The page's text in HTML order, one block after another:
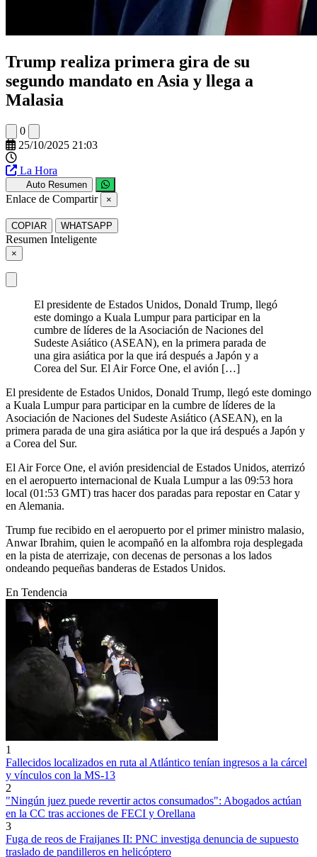
Trump realiza primera gira de su
segundo mandato en Asia y llega a
Malasia
0
25/10/2025 21:03
La Hora
Auto Resumen
Enlace de Compartir ×
COPIAR WHATSAPP
Resumen Inteligente
×
El presidente de Estados Unidos, Donald Trump, llegó
este domingo a Kuala Lumpur para participar en la
cumbre de líderes de la Asociación de Naciones del
Sudeste Asiático (ASEAN), en la primera parada de
una gira asiática por la que irá después a Japón y a
Corea del Sur. El Air Force One, el avión […]
El presidente de Estados Unidos, Donald Trump, llegó este domingo
a Kuala Lumpur para participar en la cumbre de líderes de la
Asociación de Naciones del Sudeste Asiático (ASEAN), en la
primera parada de una gira asiática por la que irá después a Japón y
a Corea del Sur.
El Air Force One, el avión presidencial de Estados Unidos, aterrizó
en el aeropuerto internacional de Kuala Lumpur a las 09:53 hora
local (01:53 GMT) tras hacer dos paradas para repostar en Catar y
en Alemania.
Trump fue recibido en el aeropuerto por el primer ministro malasio,
Anwar Ibrahim, quien le acompañó en la alfombra roja desplegada
en la pista de aterrizaje, con decenas de personas a los lados
ondeando pequeñas banderas de Estados Unidos.
En Tendencia
1
Fallecidos localizados en ruta al Atlántico tenían ingresos a la cárcel
y vínculos con la MS-13
2
"Ningún juez puede revertir actos consumados": Abogados actúan
en la CC tras acciones de FECI y Orellana
3
Fuga de reos de Fraijanes II: PNC investiga denuncia de supuesto
traslado de pandilleros en helicóptero